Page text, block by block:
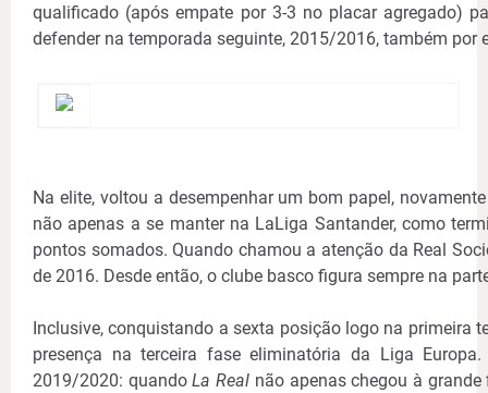
qualificado (após empate por 3-3 no placar agregado)
defender na temporada seguinte, 2015/2016, também por
Na elite, voltou a desempenhar um bom papel,
não apenas a se manter na LaLiga Santander, como
pontos somados. Quando chamou a atenção da Real
de 2016. Desde então, o clube basco figura sempre na
Inclusive, conquistando a sexta posição logo na primeira
presença na terceira fase eliminatória da Liga
2019/2020: quandoLa Real não apenas chegou à